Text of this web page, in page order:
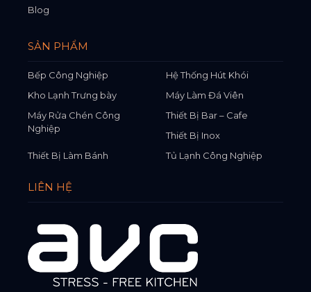
Blog
SẢN PHẨM
Bếp Công Nghiệp
Hệ Thống Hút Khói
Kho Lạnh Trưng bày
Máy Làm Đá Viên
Máy Rửa Chén Công
Nghiệp
Thiết Bị Bar – Cafe
Thiết Bị Inox
Thiết Bị Làm Bánh
Tủ Lạnh Công Nghiệp
LIÊN HỆ